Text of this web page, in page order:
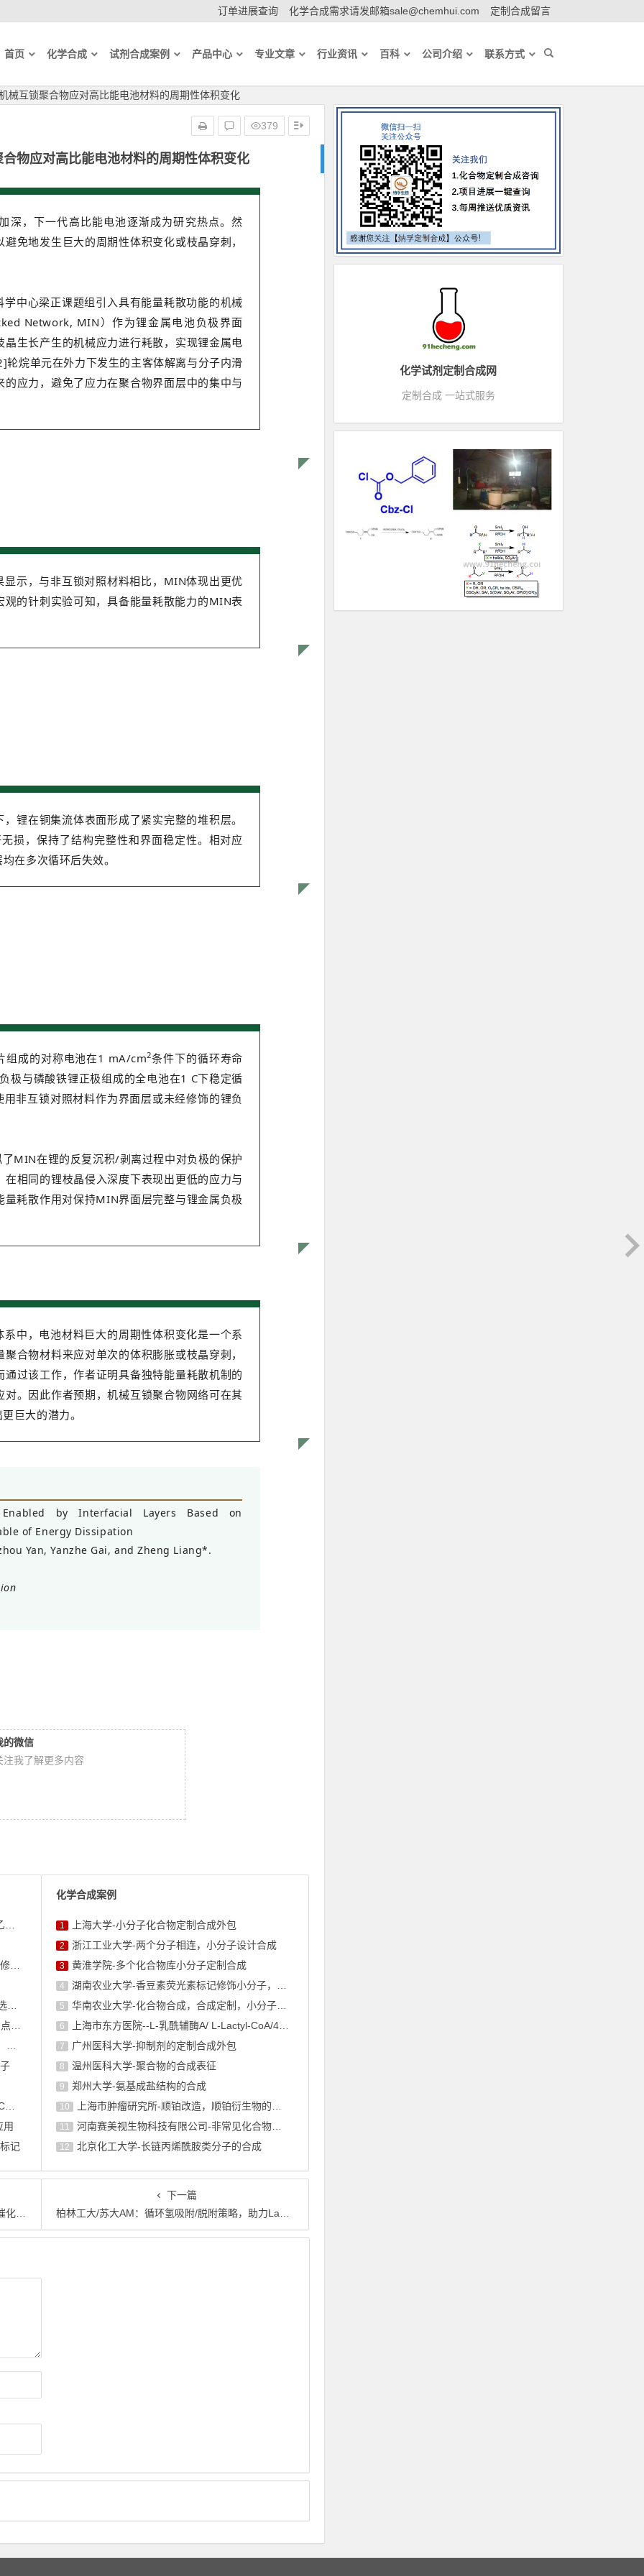
订单进展查询 化学合成需求请发邮箱sale@chemhui.com 定制合成留言
首页 化学合成 试剂合成案例 产品中心 专业文章 行业资讯 百科 公司介绍 联系方式
械互锁聚合物应对高比能电池材料的周期性体积变化
物应对高比能电池材料的周期性体积变化
379
深，下一代高比能电池逐渐成为研究热点。然
免地发生巨大的周期性体积变化或枝晶穿刺，
中心梁正课题组引入具有能量耗散功能的机械
Network, MIN）作为锂金属电池负极界面
生长产生的机械应力进行耗散，实现锂金属电
烷单元在外力下发生的主客体解离与分子内滑
应力，避免了应力在聚合物界面层中的集中与
示，与非互锁对照材料相比，MIN体现出更优
的针刺实验可知，具备能量耗散能力的MIN表
锂在铜集流体表面形成了紧实完整的堆积层。
损，保持了结构完整性和界面稳定性。相对应
在多次循环后失效。
组成的对称电池在1 mA/cm2条件下的循环寿命
极与磷酸铁锂正极组成的全电池在1 C下稳定循
非互锁对照材料作为界面层或未经修饰的锂负
MIN在锂的反复沉积/剥离过程中对负极的保护
相同的锂枝晶侵入深度下表现出更低的应力与
耗散作用对保持MIN界面层完整与锂金属负极
中，电池材料巨大的周期性体积变化是一个系
合物材料来应对单次的体积膨胀或枝晶穿刺，
过该工作，作者证明具备独特能量耗散机制的
。因此作者预期，机械互锁聚合物网络可在其
巨大的潜力。
by Interfacial Layers Based on
of Energy Dissipation
Yan, Yanzhe Gai, and Zheng Liang*.
的微信
注我了解更多内容
用
记
化学合成案例
1 上海大学-小分子化合物定制合成外包
2 浙江工业大学-两个分子相连，小分子设计合成
3 黄淮学院-多个化合物库小分子定制合成
4 湖南农业大学-香豆素荧光素标记修饰小分子，香豆素衍生物的合成
5 华南农业大学-化合物合成，合成定制，小分子化合物的订购
6 上海市东方医院--L-乳酰辅酶A/ L-Lactyl-CoA/4625-32-5/1926 ...
7 广州医科大学-抑制剂的定制合成外包
8 温州医科大学-聚合物的合成表征
9 郑州大学-氨基成盐结构的合成
10 上海巿肿瘤研究所-顺铂改造，顺铂衍生物的设计合成
11 河南赛美视生物科技有限公司-非常见化合物的定制合成，工艺研发
12 北京化工大学-长链丙烯酰胺类分子的合成
展
下一篇
柏林工大/苏大AM：循环氢吸附/脱附策略，助力LaNi5金属间化合物高效稳定催化OER
化学试剂定制合成网
定制合成 一站式服务